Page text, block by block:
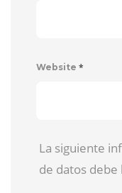
Website *
La siguiente
de datos debe